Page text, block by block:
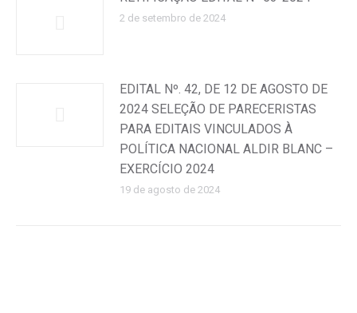
2 de setembro de 2024
EDITAL Nº. 42, DE 12 DE AGOSTO DE
2024 SELEÇÃO DE PARECERISTAS
PARA EDITAIS VINCULADOS À
POLÍTICA NACIONAL ALDIR BLANC –
EXERCÍCIO 2024
19 de agosto de 2024